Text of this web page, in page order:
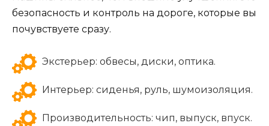
безопасность и контроль на дороге, которые вы
почувствуете сразу.
Экстерьер: обвесы, диски, оптика.
Интерьер: сиденья, руль, шумоизоляция.
Производительность: чип, выпуск, впуск.